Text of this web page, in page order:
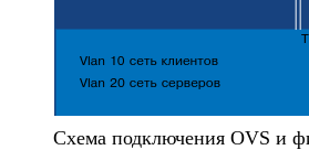
Схема подключения OVS и